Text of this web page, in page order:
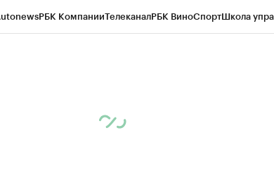
РБК КомпанииТелеканалРБК ВиноСпортШкола